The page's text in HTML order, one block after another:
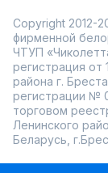
Copyright 2012-
фирменной
ЧТУП
регистрация от
района г.
регистрации №
торговом
Ленинского
Беларусь,